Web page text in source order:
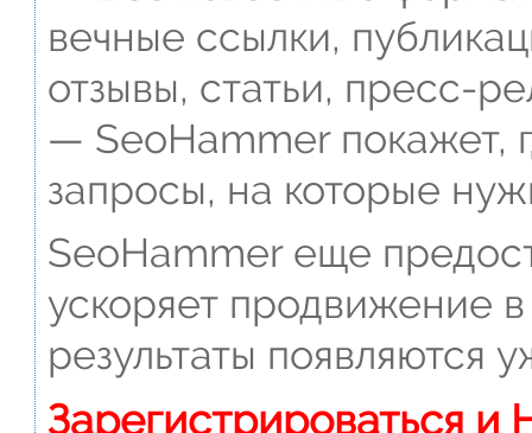
вечные ссылки,
отзывы, статьи, пресс-
— SeoHammer покажет,
запросы, на которые
SeoHammer еще
ускоряет продвижение
результаты появляются
Зарегистрироваться и